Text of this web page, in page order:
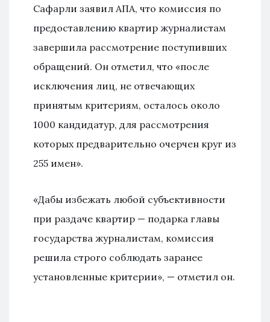
Сафарли заявил АПА, что комиссия по
предоставлению квартир журналистам
завершила рассмотрение поступивших
обращений. Он отметил, что «после
исключения лиц, не отвечающих
принятым критериям, осталось около
1000 кандидатур, для рассмотрения
которых предварительно очерчен круг из
255 имен».
«Дабы избежать любой субъективности
при раздаче квартир — подарка главы
государства журналистам, комиссия
решила строго соблюдать заранее
установленные критерии», — отметил он.